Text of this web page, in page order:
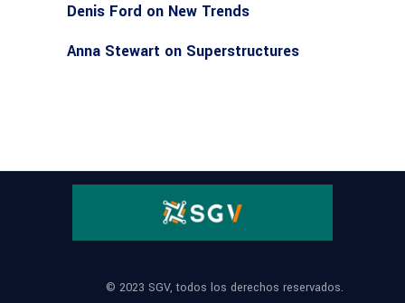
Denis Ford on New Trends
Anna Stewart on Superstructures
© 2023 SGV, todos los derechos reservados.